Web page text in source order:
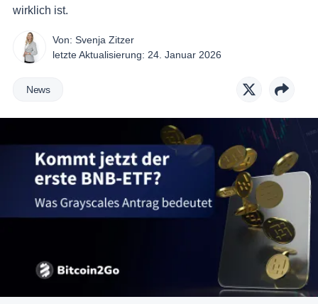
wirklich ist.
Von: Svenja Zitzer
letzte Aktualisierung: 24. Januar 2026
News